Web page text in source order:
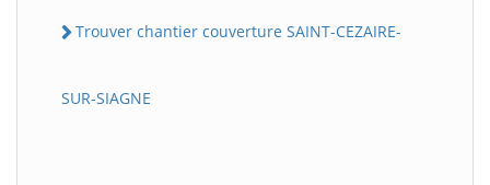
Trouver chantier couverture SAINT-CEZAIRE-
SUR-SIAGNE